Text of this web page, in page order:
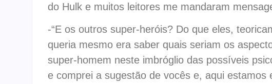
do Hulk e muitos leitores me mandaram
-“E os outros super-heróis? Do que eles,
queria mesmo era saber quais seriam os
super-homem neste imbróglio das possíveis
e comprei a sugestão de vocês e, aqui